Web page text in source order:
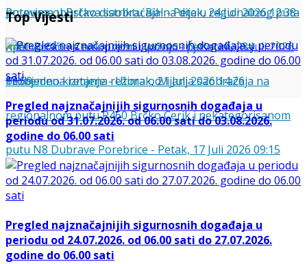
putevima u Brčko distriktu BiH-Petak, 24 Juli 2026 12:38
Potpuna obustava saobraćaja na dijelu regionalnog puta
R460 Brčko - Cerik u zoni Lipovac-Četvrtak, 23 Juli 2026
13:59
Apel vozačima na opreznu vožnju i pješacima na
bezbjedno kretanje-Utorak, 21 Juli 2026 14:26
Privremena izmjena režima odvijanja saobraćaja na
regionalnom putu R460 Brčko Cerik i nekategorisanom
putu N8 Dubrave Porebrice - Petak, 17 Juli 2026 09:15
Top Vijesti
Pregled najznačajnijih sigurnosnih događaja u
periodu od 31.07.2026. od 06.00 sati do 03.08.2026.
godine do 06.00 sati
Pregled najznačajnijih sigurnosnih događaja u
periodu od 24.07.2026. od 06.00 sati do 27.07.2026.
godine do 06.00 sati